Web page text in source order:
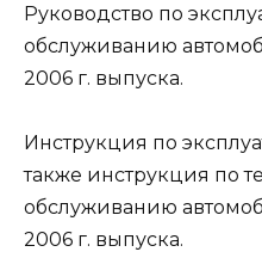
Руководство по
обслуживанию
2006 г. выпуска.
Инструкция по
также инструкция по
обслуживанию
2006 г. выпуска.